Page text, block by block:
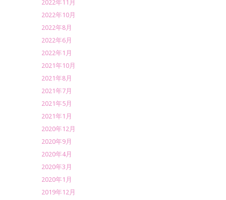
2022年11月
2022年10月
2022年8月
2022年6月
2022年1月
2021年10月
2021年8月
2021年7月
2021年5月
2021年1月
2020年12月
2020年9月
2020年4月
2020年3月
2020年1月
2019年12月